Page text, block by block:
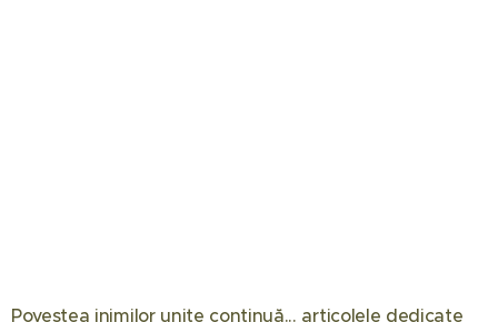
Povestea inimilor unite continuă... articolele dedicate
08.06.2026 07.04.2026